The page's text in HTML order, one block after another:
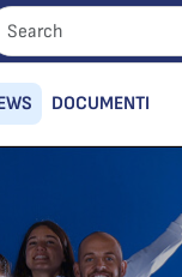
DOCUMENTI